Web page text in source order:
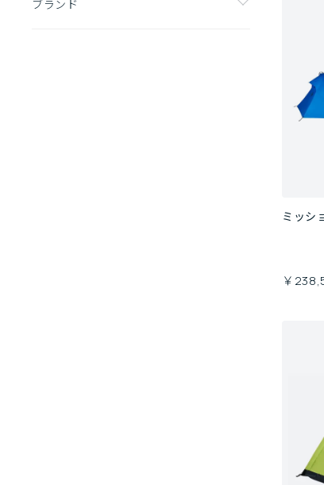
ブランド
ミッシ
￥